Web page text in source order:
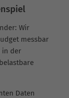
Wir
messbar
in der
Daten